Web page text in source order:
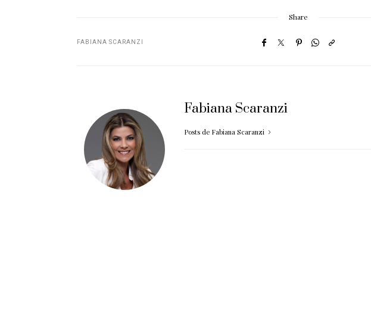
Share
FABIANA SCARANZI
Fabiana Scaranzi
Posts de Fabiana Scaranzi